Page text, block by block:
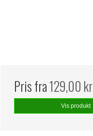
Pris fra129,00 kr
Vis produkt